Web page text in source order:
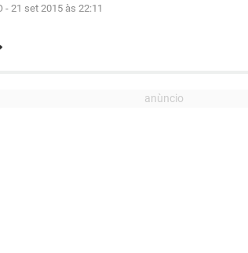
- 21 set 2015 às 22:11